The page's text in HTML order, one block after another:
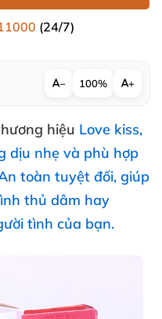
(24/7)
− 100% +
hiệu Love kiss,
dịu nhẹ và phù hợp
toàn tuyệt đối, giúp
thủ dâm hay
tình của bạn.